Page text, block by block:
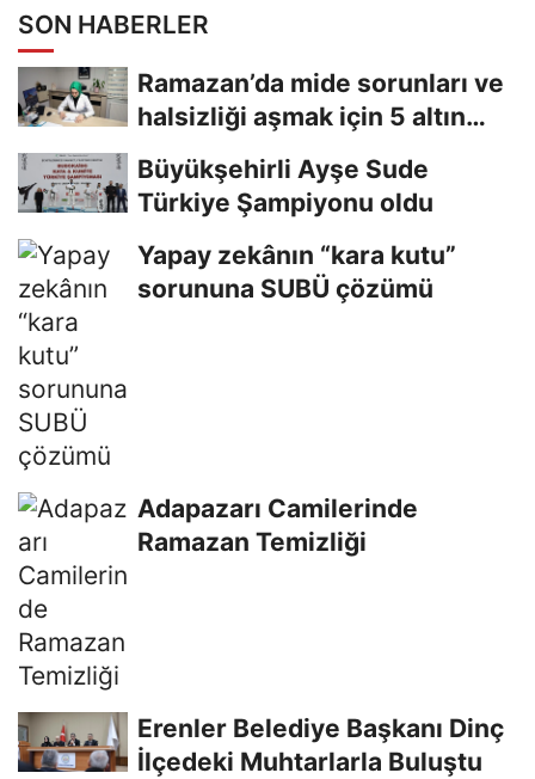
SON HABERLER
Ramazan’da mide sorunları ve
halsizliği aşmak için 5 altın
Büyükşehirli Ayşe Sude
Türkiye Şampiyonu oldu
Yapay zekânın “kara kutu”
sorununa SUBÜ çözümü
Adapazarı Camilerinde
Ramazan Temizliği
Erenler Belediye Başkanı Dinç
İlçedeki Muhtarlarla Buluştu